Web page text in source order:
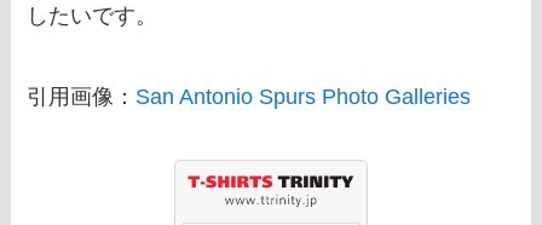
したいです。
引用画像： San Antonio Spurs Photo Galleries